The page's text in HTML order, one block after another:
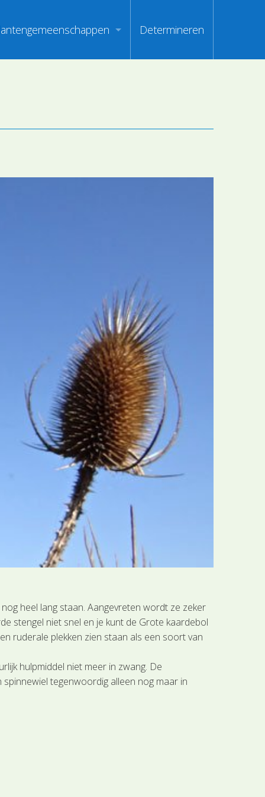
van optimale herkenbaarheid
Determineren
heel lang staan. Aangevreten wordt ze zeker
stengel niet snel en je kunt de Grote kaardebol
ruderale plekken zien staan als een soort van
hulpmiddel niet meer in zwang. De
tegenwoordig alleen nog maar in